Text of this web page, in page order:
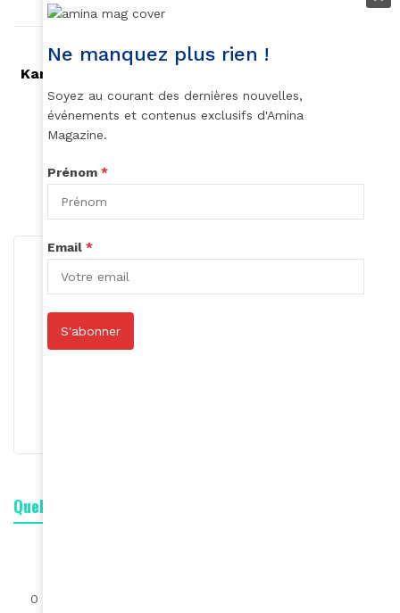
Article précédent
Kamala Harris, la vice-présidente des États-Unis
qui défie Donald Trump à la Présidentielle
Francophones 2024 : une plateforme pour
l'innovation durable
Quelle est votre réaction ?
0
Ne manquez plus rien !
Soyez au courant des dernières nouvelles,
événements et contenus exclusifs d'Amina
Magazine.
Prénom *
Email *
S'abonner